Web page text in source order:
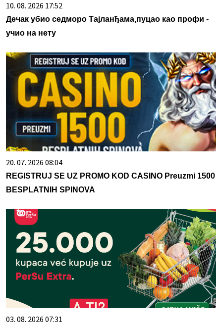
10. 08. 2026 17:52
Дечак убио седморо Тајланђама,пуцао као профи -
учио на нету
20. 07. 2026 08:04
REGISTRUJ SE UZ PROMO KOD CASINO Preuzmi 1500
BESPLATNIH SPINOVA
03. 08. 2026 07:31